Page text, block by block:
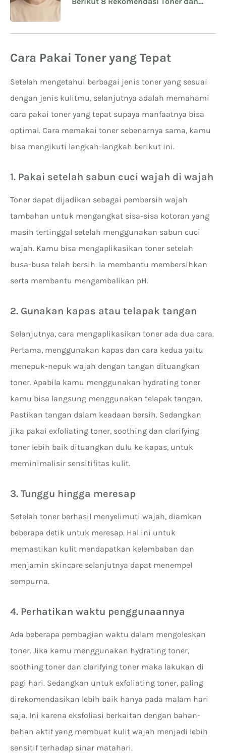
Cara Pakai Toner yang Tepat
Setelah mengetahui berbagai jenis toner yang sesuai
dengan jenis kulitmu, selanjutnya adalah memahami
cara pakai toner yang tepat supaya manfaatnya bisa
optimal. Cara memakai toner sebenarnya sama, kamu
bisa mengikuti langkah-langkah berikut ini.
1. Pakai setelah sabun cuci wajah di wajah
Toner dapat dijadikan sebagai pembersih wajah
tambahan untuk mengangkat sisa-sisa kotoran yang
masih tertinggal setelah menggunakan sabun cuci
wajah. Kamu bisa mengaplikasikan toner setelah
busa-busa telah bersih. Ia membantu membersihkan
serta membantu mengembalikan pH.
2. Gunakan kapas atau telapak tangan
Selanjutnya, cara mengaplikasikan toner ada dua cara.
Pertama, menggunakan kapas dan cara kedua yaitu
menepuk-nepuk wajah dengan tangan dituangkan
toner. Apabila kamu menggunakan hydrating toner
kamu bisa langsung menggunakan telapak tangan.
Pastikan tangan dalam keadaan bersih. Sedangkan
jika pakai exfoliating toner, soothing dan clarifying
toner lebih baik dituangkan dulu ke kapas, untuk
meminimalisir sensitifitas kulit.
3. Tunggu hingga meresap
Setelah toner berhasil menyelimuti wajah, diamkan
beberapa detik untuk meresap. Hal ini untuk
memastikan kulit mendapatkan kelembaban dan
menjamin skincare selanjutnya dapat menempel
sempurna.
4. Perhatikan waktu penggunaannya
Ada beberapa pembagian waktu dalam mengoleskan
toner. Jika kamu menggunakan hydrating toner,
soothing toner dan clarifying toner maka lakukan di
pagi hari. Sedangkan untuk exfoliating toner, paling
direkomendasikan lebih baik hanya pada malam hari
saja. Ini karena eksfoliasi berkaitan dengan bahan-
bahan aktif yang membuat kulit wajah menjadi lebih
sensitif terhadap sinar matahari.